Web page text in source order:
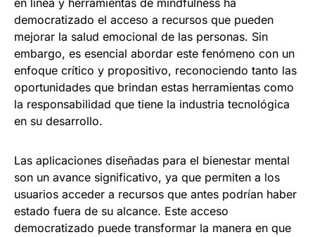
en línea y herramientas de mindfulness ha
democratizado el acceso a recursos que pueden
mejorar la salud emocional de las personas. Sin
embargo, es esencial abordar este fenómeno con un
enfoque crítico y propositivo, reconociendo tanto las
oportunidades que brindan estas herramientas como
la responsabilidad que tiene la industria tecnológica
en su desarrollo.
Las aplicaciones diseñadas para el bienestar mental
son un avance significativo, ya que permiten a los
usuarios acceder a recursos que antes podrían haber
estado fuera de su alcance. Este acceso
democratizado puede transformar la manera en que